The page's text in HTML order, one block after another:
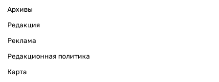
Архивы
Редакция
Реклама
Редакционная политика
Карта